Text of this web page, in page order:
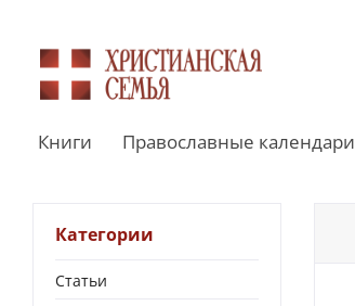
Книги Православные календари
Категории
Статьи